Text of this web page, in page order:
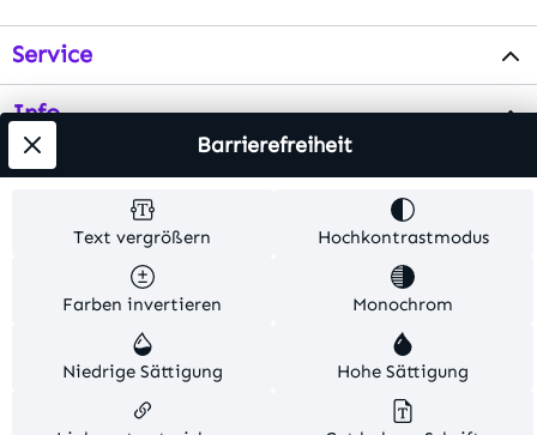
Service
Info
Testsieger
Alle Preise inkl. gesetzl. Mehrwertsteuer zzgl.
Versandkosten
. Alle Artikelangaben sind
Herstellerangaben und ohne Gewähr.
© 2026 MKV24 – Alle Rechte vorbehalten. Theme by
Text vergrößern Hochkontrastmodus
Farben invertieren Monochrom
Niedrige Sättigung Hohe Sättigung
Barrierefreiheit